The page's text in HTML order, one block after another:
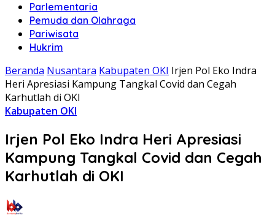
Parlementaria
Pemuda dan Olahraga
Pariwisata
Hukrim
Beranda Nusantara Kabupaten OKI Irjen Pol Eko Indra
Heri Apresiasi Kampung Tangkal Covid dan Cegah
Karhutlah di OKI
Kabupaten OKI
Irjen Pol Eko Indra Heri Apresiasi
Kampung Tangkal Covid dan Cegah
Karhutlah di OKI